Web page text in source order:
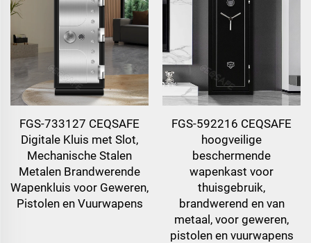
FGS-733127 CEQSAFE
Digitale Kluis met Slot,
Mechanische Stalen
Metalen Brandwerende
Wapenkluis voor Geweren,
Pistolen en Vuurwapens
FGS-592216 CEQSAFE
hoogveilige
beschermende
wapenkast voor
thuisgebruik,
brandwerend en van
metaal, voor geweren,
pistolen en vuurwapens